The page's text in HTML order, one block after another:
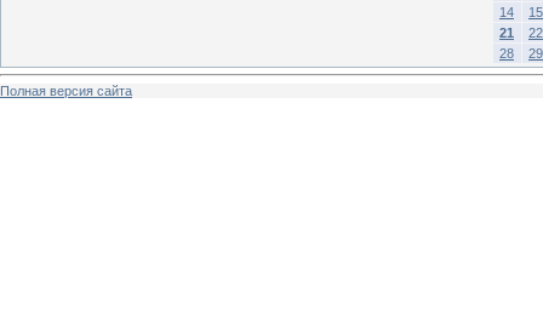
14
15
21
22
28
29
Полная версия сайта